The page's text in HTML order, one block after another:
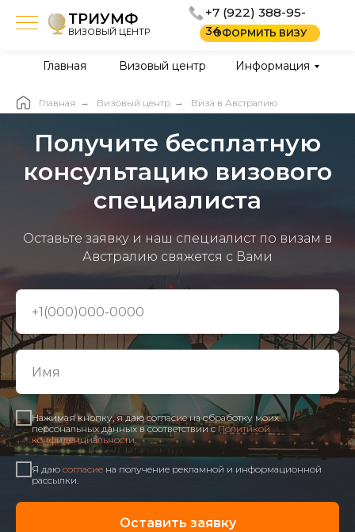
ОФОРМИТЬ ВИЗУ
+7 (922) 388-95-
34
Главная
ТРИУМФ
ВИЗОВЫЙ ЦЕНТР
Визовый центр Информация
Главная → Визовый центр → Виза в Австралию
Получите бесплатную
консультацию визового
специалиста
Оставьте заявку и наш специалист по визам в
Австралию свяжется с Вами
Нажимая кнопку, я даю согласие на обработку моих
персональных данных в соответствии сПолитикой
конфиденциальности.
Я даю согласие на получение рекламной и информационной
рассылки.
Оставить заявку